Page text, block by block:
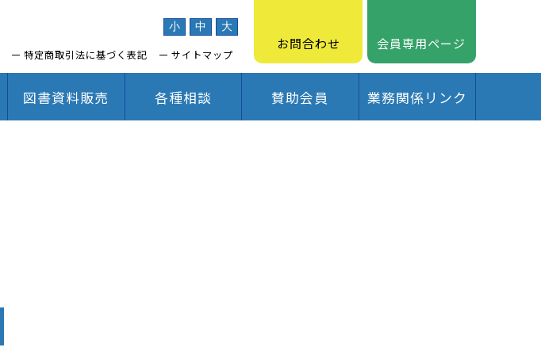
小 中 大
特定商取引法に基づく表記 サイトマップ
お問合わせ 会員専用ページ
図書資料販売 各種相談 賛助会員 業務関係リンク